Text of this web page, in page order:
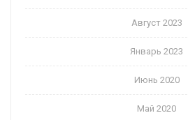
Август 2023
Январь 2023
Июнь 2020
Май 2020